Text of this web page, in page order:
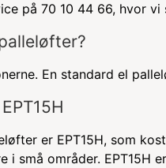
på 70 10 44 66, hvor
En standard el
er EPT15H, som
i små områder.